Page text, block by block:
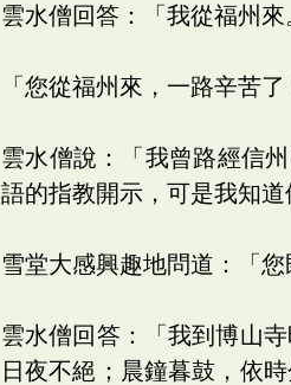
雲水僧回答：「我從福州來
「您從福州來，一路辛苦
雲水僧說：「我曾路經信
語的指教開示，可是我知道
雪堂大感興趣地問道：「
雲水僧回答：「我到博山
日夜不絕；晨鐘暮鼓，依